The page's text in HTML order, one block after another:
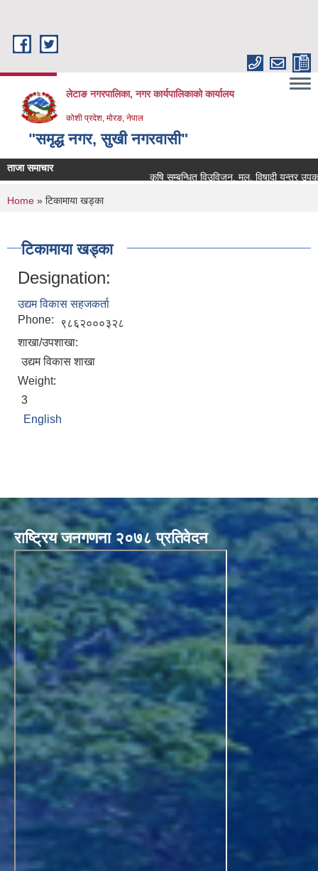
लेटाङ नगरपालिका, नगर कार्यपालिकाको कार्यालय
कोशी प्रदेश, मोरङ, नेपाल
"समृद्ध नगर, सुखी नगरवासी"
ताजा समाचार
कृषि सम्बन्धित विउविजन, मल, विषादी यन्त्र उपकरण
You are here
Home » टिकामाया खड्का
टिकामाया खड्का
Designation:
उद्यम विकास सहजकर्ता
Phone:
९८६२०००३२८
शाखा/उपशाखा:
उद्यम विकास शाखा
Weight:
3
English
राष्ट्रिय जनगणना २०७८ प्रतिवेदन